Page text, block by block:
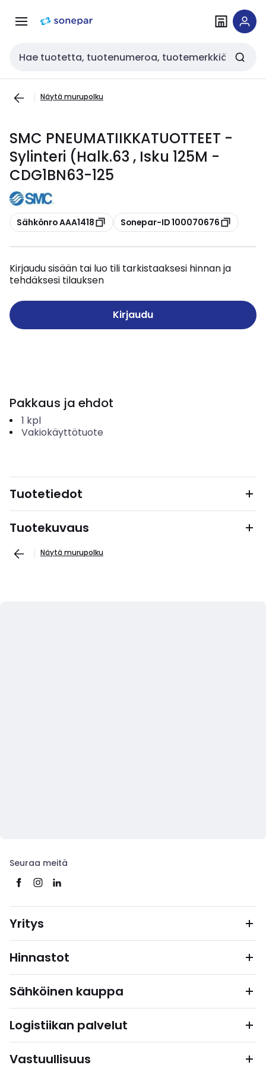
navigointiinsisältöön
Haku
Näytä murupolku
SMC PNEUMATIIKKATUOTTEET -
Sylinteri (Halk.63 , Isku 125M -
CDG1BN63-125
Kopioi
Sähkönro AAA1418 Kopioi
Sonepar-ID 100070676
Kirjaudu sisään tai luo tili tarkistaaksesi hinnan ja
tehdäksesi tilauksen
Kirjaudu
Pakkaus ja ehdot
1 kpl
Vakiokäyttötuote
Tuotetiedot
Tuotekuvaus
Näytä murupolku
Seuraa meitä
Yritys
Hinnastot
Sähköinen kauppa
Logistiikan palvelut
Vastuullisuus